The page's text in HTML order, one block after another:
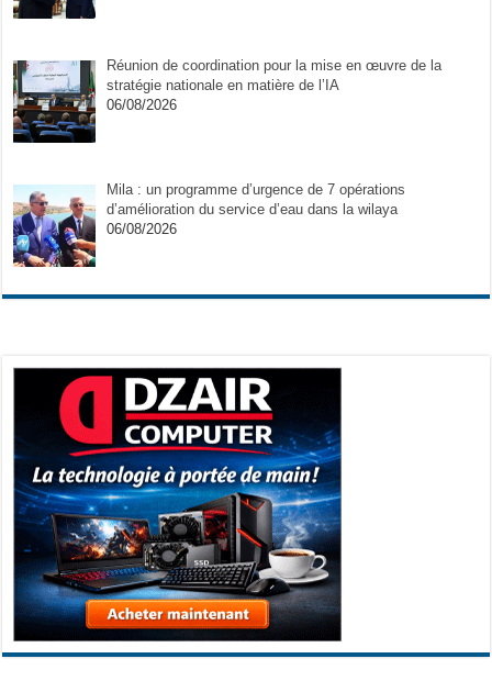
Réunion de coordination pour la mise en œuvre de la
stratégie nationale en matière de l’IA
06/08/2026
Mila : un programme d’urgence de 7 opérations
d’amélioration du service d’eau dans la wilaya
06/08/2026